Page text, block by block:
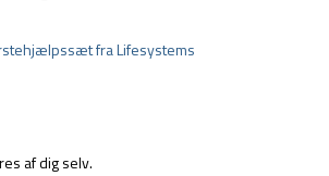
fra Lifesystems
af dig selv.